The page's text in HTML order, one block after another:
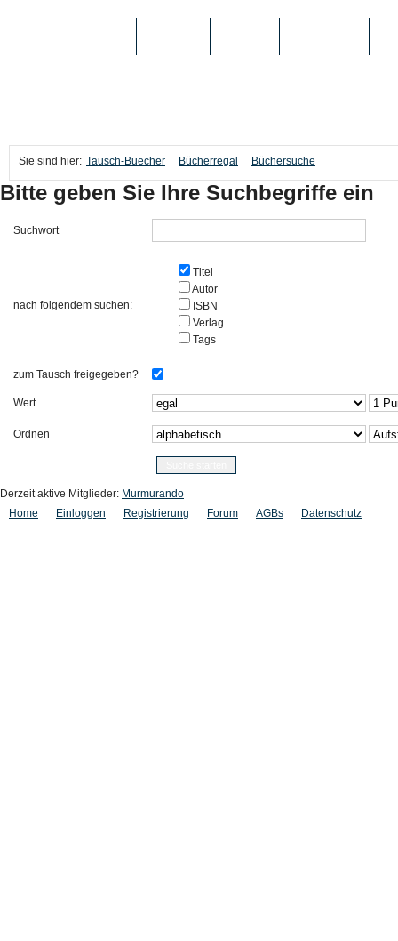
Sie sind hier: Tausch-Buecher Bücherregal Büchersuche
Bitte geben Sie Ihre Suchbegriffe ein
Suchwort
nach folgendem suchen:
Titel
Autor
ISBN
Verlag
Tags
zum Tausch freigegeben?
Wert
Ordnen
Derzeit aktive Mitglieder: Murmurando
Home
Einloggen Registrierung Forum AGBs Datenschutz